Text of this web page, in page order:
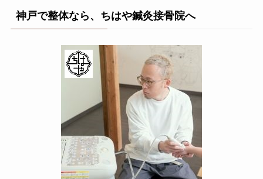
神戸で整体なら、ちはや鍼灸接骨院へ